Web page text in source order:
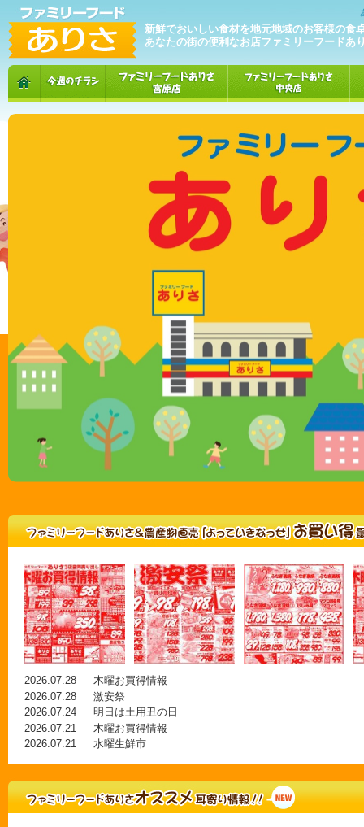
新鮮でおいしい食材を地元地域のお客様の食
あなたの街の便利なお店ファミリーフードあ
2026.07.28
木曜お買得情報
2026.07.28
激安祭
2026.07.24
明日は土用丑の日
2026.07.21
木曜お買得情報
2026.07.21
水曜生鮮市